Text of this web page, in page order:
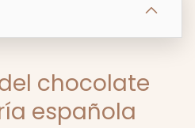
chocolate
española